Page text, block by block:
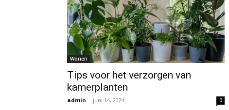
Wonen
Tips voor het verzorgen van
kamerplanten
admin - juni 14, 2024 0